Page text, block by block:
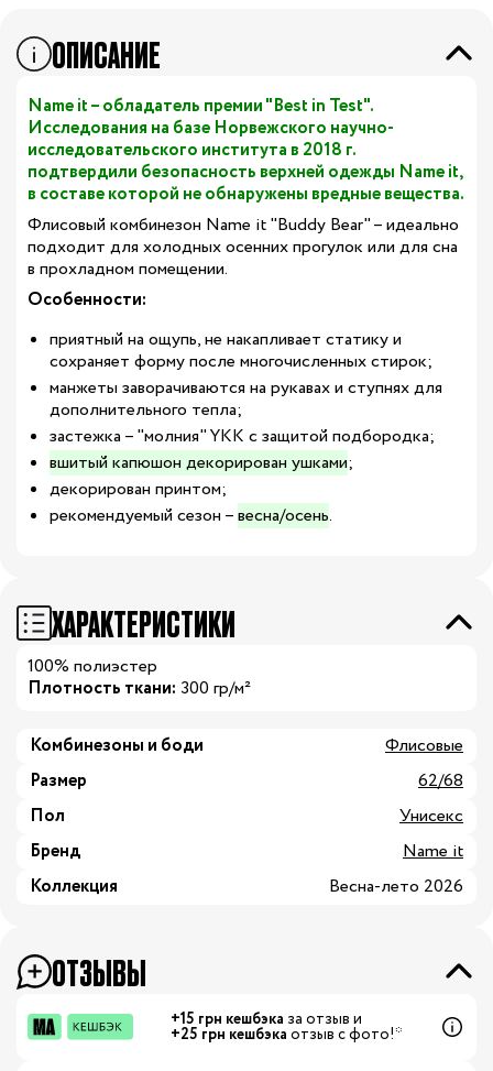
ОПИСАНИЕ
Name it – обладатель премии "Best in Test".
Исследования на базе Норвежского научно-
исследовательского института в 2018 г.
подтвердили безопасность верхней одежды Name it,
в составе которой не обнаружены вредные вещества.
Флисовый комбинезон Name it "Buddy Bear" – идеально
подходит для холодных осенних прогулок или для сна
в прохладном помещении.
Особенности:
приятный на ощупь, не накапливает статику и
сохраняет форму после многочисленных стирок;
манжеты заворачиваются на рукавах и ступняхдля
дополнительного тепла;
застежка – "молния" YKK с защитой подбородка;
вшитый капюшон декорирован ушками;
декорирован принтом;
рекомендуемый сезон –весна/осень.
ХАРАКТЕРИСТИКИ
100% полиэстер
Плотность ткани: 300 гр/м²
Комбинезоны и боди
Флисовые
Размер
62/68
Пол
Унисекс
Бренд
Name it
Коллекция
Весна-лето 2026
ОТЗЫВЫ
+15 грн кешбэка за отзыв и
+25 грн кешбэка отзыв с фото!*